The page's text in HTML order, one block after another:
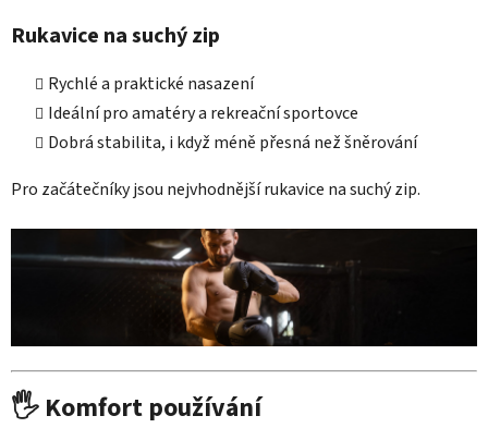
Rukavice na suchý zip
Rychlé a praktické nasazení
Ideální pro amatéry a rekreační sportovce
Dobrá stabilita, i když méně přesná než šněrování
Pro začátečníky jsou nejvhodnější rukavice na suchý zip.
🖐 Komfort používání